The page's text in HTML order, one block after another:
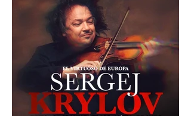
peruana, Eva Ayllón, al Cuarteto Austral y
un repertorio que recorrerá seis décadas
de obras que transformaron l